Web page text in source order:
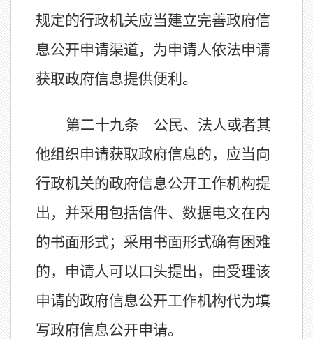
规定的行政机关应当建立完善政府信
息公开申请渠道，为申请人依法申请
获取政府信息提供便利。
第二十九条 公民、法人或者其
他组织申请获取政府信息的，应当向
行政机关的政府信息公开工作机构提
出，并采用包括信件、数据电文在内
的书面形式；采用书面形式确有困难
的，申请人可以口头提出，由受理该
申请的政府信息公开工作机构代为填
写政府信息公开申请。